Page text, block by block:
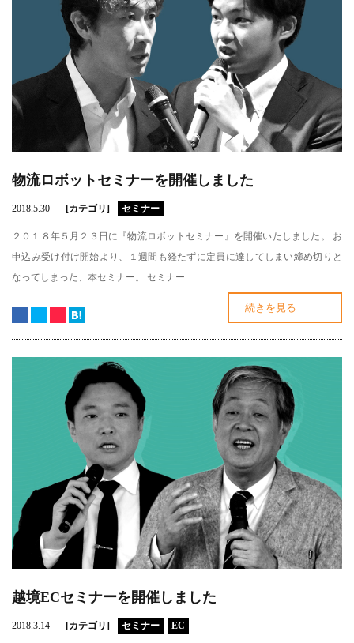
物流ロボットセミナーを開催しました
2018.5.30 [カテゴリ] セミナー
２０１８年５月２３日に『物流ロボットセミナー』を開催いたしました。 お
申込み受け付け開始より、１週間も経たずに定員に達してしまい締め切りと
なってしまった、本セミナー。 セミナー...
続きを見る
越境ECセミナーを開催しました
2018.3.14 [カテゴリ] セミナー EC